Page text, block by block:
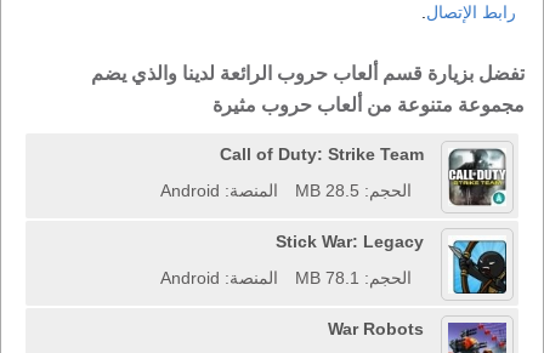
رابط الإتصال
تفضل بزيارة قسم ألعاب حروب الرائعة لدينا والذي يضم
مجموعة متنوعة من ألعاب حروب مثيرة
Call of Duty: Strike Team
الحجم: 28.5 MB
المنصة: Android
Stick War: Legacy
الحجم: 78.1 MB
المنصة: Android
War Robots